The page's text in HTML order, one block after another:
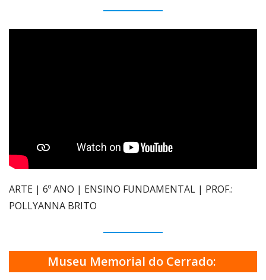
ARTE | 6º ANO | ENSINO FUNDAMENTAL | PROF.:
POLLYANNA BRITO
Museu Memorial do Cerrado: